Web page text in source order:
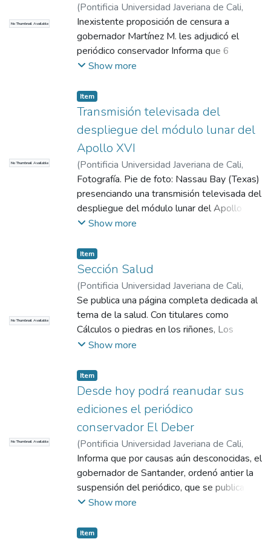
No Thumbnail Available
(Pontificia Universidad Javeriana de Cali,
2017)COMHISTORIA
Inexistente proposición de censura a
gobernador Martínez M. les adjudicó el
periódico conservador Informa que 6
periodistas del círculo de periodistas de
Omar Guerrero, Carlos Muñoz, Luis Anibal
Arias y Jaime Hoyos) visitaron el
gobernador Ricardo Martínez Muñoz para
manifestar la falsedad de la publicación de
El Derecho según la cual dicho grupo había
censurado la política desarrollada por el
mandatario. Entregaron al gobernador el
texto original en el que solicitan al
mandatario el establecimiento de un
contacto permanente entre la prensa y el
Show more
No Thumbnail Available
Item
Transmisión televisada del
despliegue del módulo lunar del
Apollo XVI
(Pontificia Universidad Javeriana de Cali,
1972)El País, Cali
Fotografía. Pie de foto: Nassau Bay (Texas)
presenciando una transmisión televisada del
despliegue del módulo lunar del Apollo XVI,
vemos a la señora Barbeara Cernán y su hija
Samborn.
Show more
No Thumbnail Available
Item
Sección Salud
(Pontificia Universidad Javeriana de Cali,
2017)COMHISTORIA
Se publica una página completa dedicada al
tema de la salud. Con titulares como
Cálculos o piedras en los riñones, Los
cerdos y las campañas de Salud y
Show more
No Thumbnail Available
Item
Desde hoy podrá reanudar sus
ediciones el periódico
conservador El Deber
(Pontificia Universidad Javeriana de Cali,
2017)COMHISTORIA
Informa que por causas aún desconocidas, el
gobernador de Santander, ordenó antier la
suspensión del periódico, que se publica en
Bucaramanga bajo la dirección de Juan
Show more
Item